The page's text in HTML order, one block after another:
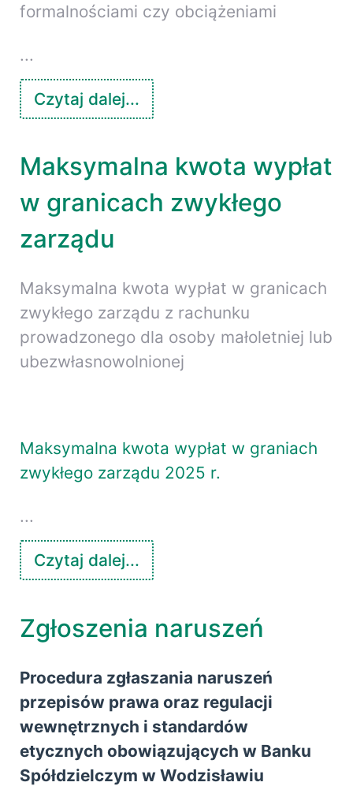
formalnościami czy obciążeniami
...
Czytaj dalej...
Maksymalna kwota wypłat
w granicach zwykłego
zarządu
Maksymalna kwota wypłat w granicach
zwykłego zarządu z rachunku
prowadzonego dla osoby małoletniej lub
ubezwłasnowolnionej
Maksymalna kwota wypłat w graniach
zwykłego zarządu 2025 r.
...
Czytaj dalej...
Zgłoszenia naruszeń
Procedura zgłaszania naruszeń
przepisów prawa oraz regulacji
wewnętrznych i standardów
etycznych obowiązujących w Banku
Spółdzielczym w Wodzisławiu